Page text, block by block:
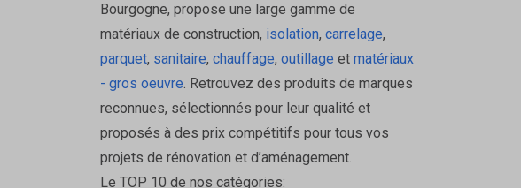
Bourgogne, propose une large gamme de
matériaux de construction, isolation, carrelage,
parquet, sanitaire, chauffage, outillage et matériaux
- gros oeuvre. Retrouvez des produits de marques
reconnues, sélectionnés pour leur qualité et
proposés à des prix compétitifs pour tous vos
projets de rénovation et d’aménagement.
Le TOP 10 de nos catégories: